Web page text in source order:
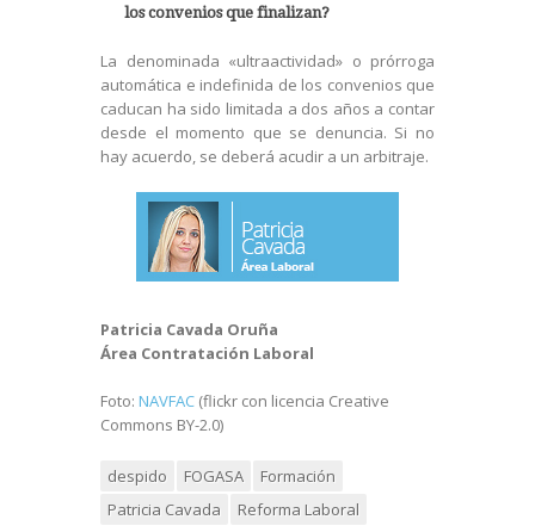
los convenios que finalizan?
La denominada «ultraactividad» o prórroga
automática e indefinida de los convenios que
caducan ha sido limitada a dos años a contar
desde el momento que se denuncia. Si no
hay acuerdo, se deberá acudir a un arbitraje.
Patricia Cavada Oruña
Área Contratación Laboral
Foto: NAVFAC (flickr con licencia Creative
Commons BY-2.0)
despido FOGASA
Formación
Patricia Cavada
Reforma Laboral